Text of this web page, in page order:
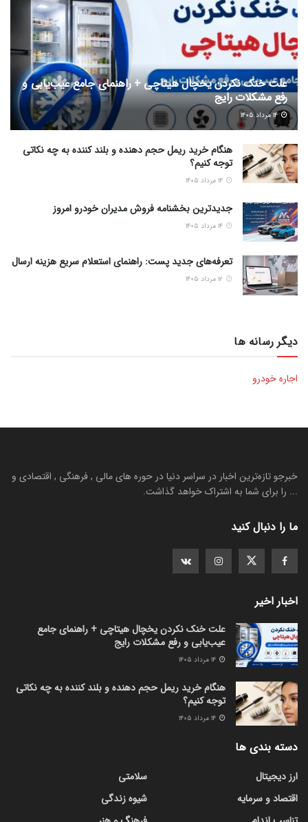
علت خنک نکردن یخچال هیتاچی + راهنمای جامع عیب‌یابی و
رفع مشکلات رایج
۱۴ مرداد ۱۴۰۵
هنگام خرید ریمل حجم دهنده و بلند کننده به چه نکاتی
توجه کنیم؟
جدیدترین بخشنامه فروش مدیران خودرو امروز
تعرفه‌های جدید پست: راهنمای استعلام سریع هزینه ارسال
دیگر رسانه ها
اجاره خودرو
خبرجو تازه‌ترین اخبار در سراسر دنیا در حوره های مالی , فرهنگی , اقتصادی و
... را برای شما به اشتراک خواهد گذاشت.
ما را دنبال کنید
اخبار اخیر
علت خنک نکردن یخچال هیتاچی + راهنمای جامع
عیب‌یابی و رفع مشکلات رایج
هنگام خرید ریمل حجم دهنده و بلند کننده به چه نکاتی
توجه کنیم؟
دسته بندی ها
ارز دیجیتال
اقتصاد و سرمایه
سلامتی
شیوه زندگی